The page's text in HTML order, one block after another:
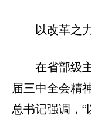
以改革之
在省部级
届三中全会精
总书记强调，